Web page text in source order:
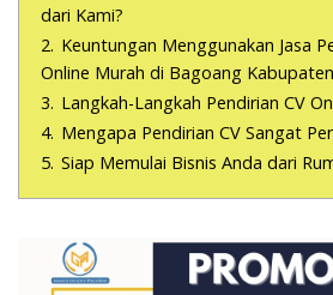
dari Kami?
2. Keuntungan Menggunakan Jasa
Online Murah di Bagoang
3. Langkah-Langkah Pendirian CV
4. Mengapa Pendirian CV Sangat
5. Siap Memulai Bisnis Anda dari